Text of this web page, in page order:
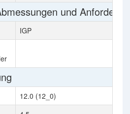
und
IGP
12.0 (12_0)